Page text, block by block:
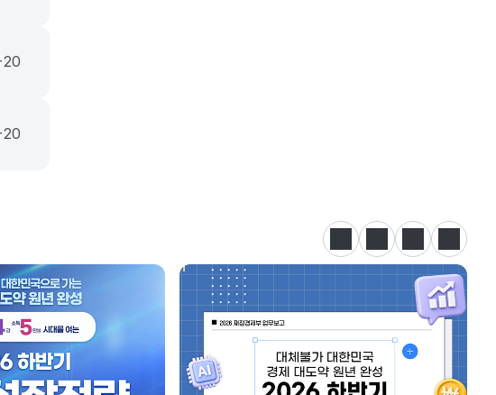
정지 이전 다음 카드뉴